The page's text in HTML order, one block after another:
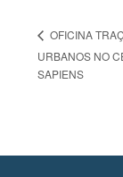
OFICINA
URBANOS NO
SAPIENS